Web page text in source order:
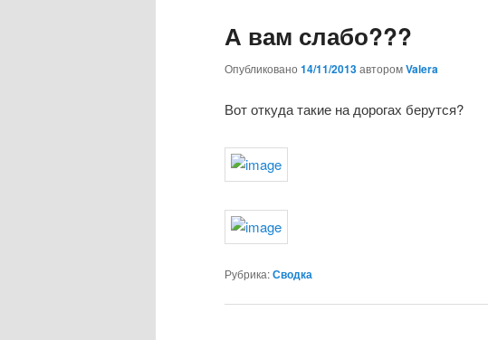
А вам слабо???
Опубликовано 14/11/2013авторомValera
Вот откуда такие на дорогах берутся?
Рубрика:Сводка